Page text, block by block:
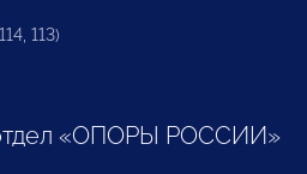
113)
«ОПОРЫ РОССИИ»